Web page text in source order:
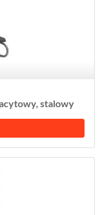
stalowy